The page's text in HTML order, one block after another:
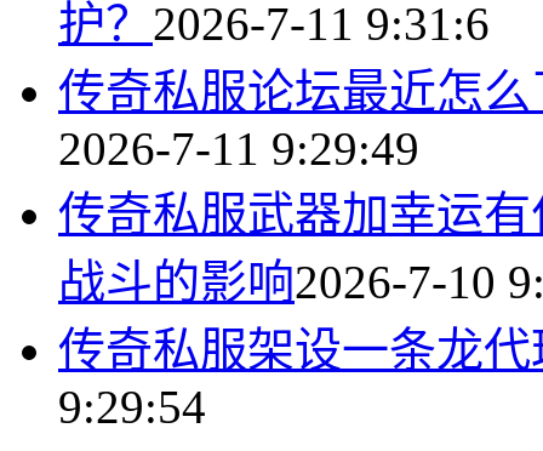
护？ 2026-7-11 9:31:6
传奇私服论坛最近怎
2026-7-11 9:29:49
传奇私服武器加幸运
战斗的影响2026-7-10
传奇私服架设一条龙
9:29:54